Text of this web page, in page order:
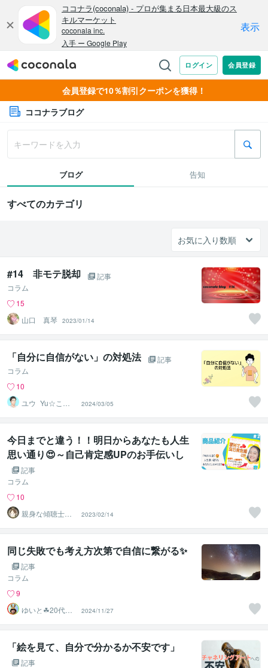
会員登録で10％割引クーポンを獲得！
ココナラブログ
ブログ 告知
すべてのカテゴリ
#14 非モテ脱却
記事
コラム
15
山口 真琴
2023/01/14
「自分に自信がない」の対処法
記事
コラム
10
ユウ_Yu☆ここ
ろのメンテナン
スルーム
2024/03/05
今日までと違う！！明日からあなたも人生
思い通り😍～自己肯定感UPのお手伝いし
ます✨～
記事
コラム
10
親身な傾聴士☀
みっく☀あなた
の味方
2023/02/14
同じ失敗でも考え方次第で自信に繋がる✨
記事
コラム
9
ゆいと☘20代✨
あなたの心の拠
り所✨☘️
2024/11/27
「絵を見て、自分で分かるか不安です」
記事